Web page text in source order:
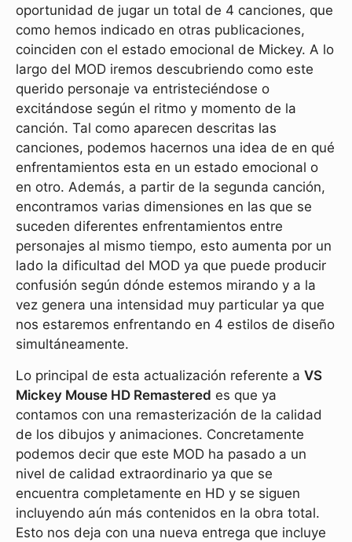
oportunidad de jugar un total de 4 canciones, que
como hemos indicado en otras publicaciones,
coinciden con el estado emocional de Mickey. A lo
largo del MOD iremos descubriendo como este
querido personaje va entristeciéndose o
excitándose según el ritmo y momento de la
canción. Tal como aparecen descritas las
canciones, podemos hacernos una idea de en qué
enfrentamientos esta en un estado emocional o
en otro. Además, a partir de la segunda canción,
encontramos varias dimensiones en las que se
suceden diferentes enfrentamientos entre
personajes al mismo tiempo, esto aumenta por un
lado la dificultad del MOD ya que puede producir
confusión según dónde estemos mirando y a la
vez genera una intensidad muy particular ya que
nos estaremos enfrentando en 4 estilos de diseño
simultáneamente.
Lo principal de esta actualización referente a VS
Mickey Mouse HD Remastered es que ya
contamos con una remasterización de la calidad
de los dibujos y animaciones. Concretamente
podemos decir que este MOD ha pasado a un
nivel de calidad extraordinario ya que se
encuentra completamente en HD y se siguen
incluyendo aún más contenidos en la obra total.
Esto nos deja con una nueva entrega que incluye